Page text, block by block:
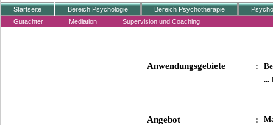
Startseite Bereich Psychologie Bereich Psychotherapie
Gutachter
Mediation Supervision und Coaching
Anwendungsgebiete :
...
Angebot :